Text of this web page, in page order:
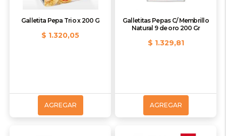
Galletita Pepa Trio x 200 G
$ 1.320,05
AGREGAR
Galletitas Pepas C/ Membrillo
Natural 9 de oro 200 Gr
$ 1.329,81
AGREGAR